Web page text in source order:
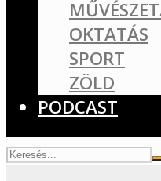
OKTATÁS
SPORT
ZÖLD
PODCAST